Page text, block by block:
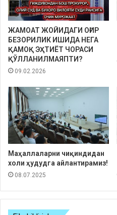
ЖАМОАТ ЖОЙИДАГИ ОҒИР
БЕЗОРИЛИК ИШИДА НЕГА
ҚАМОҚ ЭҲТИЁТ ЧОРАСИ
ҚЎЛЛАНИЛМАЯПТИ?
09.02.2026
Маҳаллаларни чиқиндидан
холи ҳудудга айлантирамиз!
08.07.2025